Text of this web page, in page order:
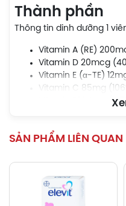
Thành phần
Thông tin dinh dưỡng 1
Vitamin A (RE)
Vitamin D 20mcg
Vitamin E (α-TE)
Vitamin C 85mg
Vitamin B1 1,4mg
Vitamin B6 1,9mg
Vitamin B12 2,6 µg
Biotin 50mcg (100%*)
Axit pantothenic
Chiết xuất quả nam
SẢN PHẨM LIÊN QUAN